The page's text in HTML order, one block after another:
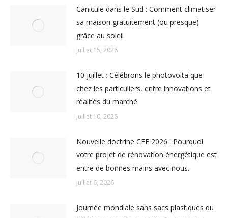
Canicule dans le Sud : Comment climatiser
sa maison gratuitement (ou presque)
grâce au soleil
juillet 15, 2026
10 juillet : Célébrons le photovoltaïque
chez les particuliers, entre innovations et
réalités du marché
juillet 10, 2026
Nouvelle doctrine CEE 2026 : Pourquoi
votre projet de rénovation énergétique est
entre de bonnes mains avec nous.
juillet 6, 2026
Journée mondiale sans sacs plastiques du